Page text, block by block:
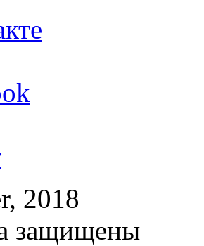
, 2018
защищены